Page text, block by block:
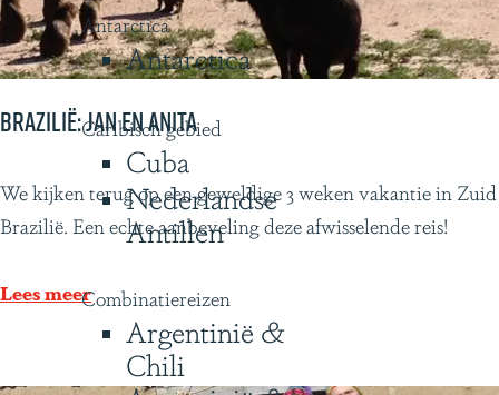
Antarctica
Antarctica
Caribisch gebied
Cuba
Nederlandse
Antillen
Combinatiereizen
Argentinië &
Chili
s
t
r
a
B
r
n
Brazilië: Jan en Anita
B
r
z
We kijken terug op een geweldige 3 weken vakantie in Zuid
Brazilië. Een echte aanbeveling deze afwisselende reis!
Lees meer